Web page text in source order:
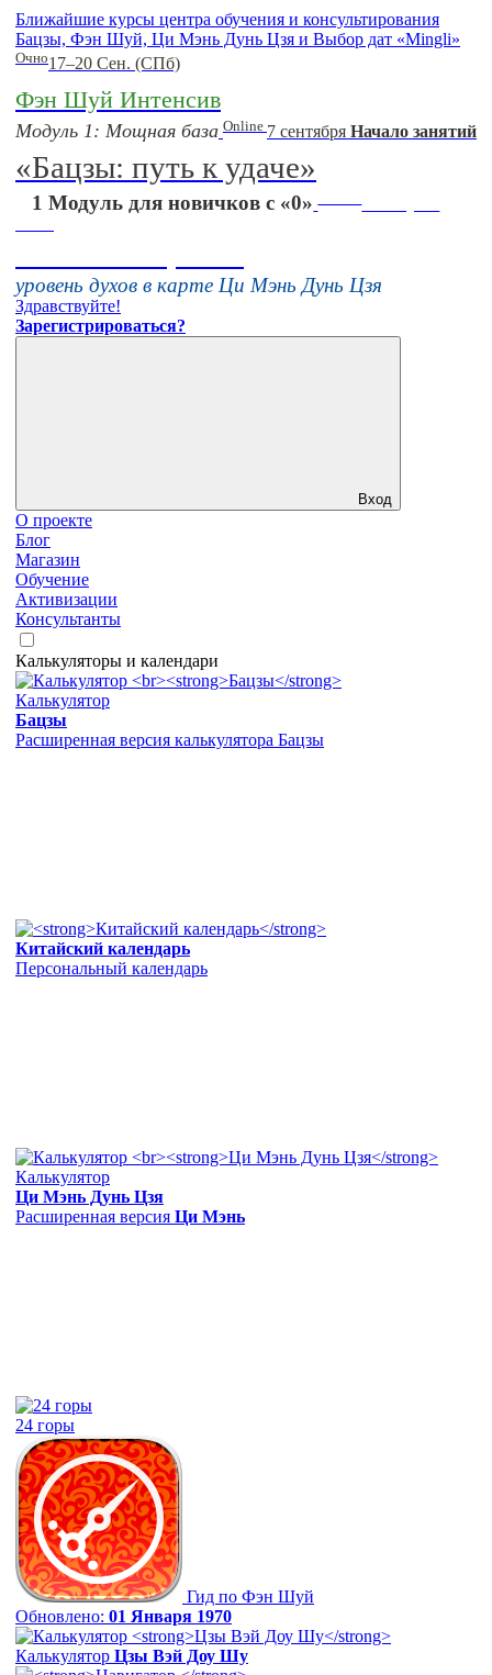
Ближайшие курсы центра обучения и консультирования
Бацзы, Фэн Шуй, Ци Мэнь Дунь Цзя и Выбор дат «Mingli»
Очно17–20 Сен. (СПб)
Фэн Шуй Интенсив
Модуль 1: Мощная база Online 7 сентября Начало занятий
«Бацзы: путь к удаче»
1 Модуль для новичков с «0»
16 августа
уровень духов в карте Ци Мэнь Дунь Цзя
Здравствуйте!
Зарегистрироваться?
Вход
О проекте
Блог
Магазин
Обучение
Активизации
Консультанты
Калькуляторы и календари
Калькулятор
Бацзы
Расширенная версия калькулятора Бацзы
Китайский календарь
Персональный календарь
Калькулятор
Ци Мэнь Дунь Цзя
Расширенная версия Ци Мэнь
24 горы
Гид по Фэн Шуй
Обновлено: 01 Января 1970
Калькулятор Цзы Вэй Доу Шу